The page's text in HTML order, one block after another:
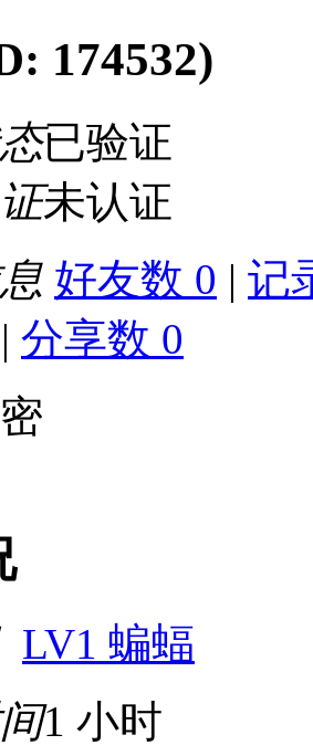
174532)
已验证
未认证
好友数 0 | 记
| 分享数 0
LV1 蝙蝠
1 小时